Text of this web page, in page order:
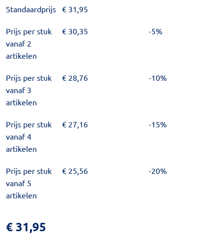
Standaardprijs € 31,95
Prijs per stuk
vanaf 2
artikelen
€ 30,35 -5%
Prijs per stuk
vanaf 3
artikelen
€ 28,76 -10%
Prijs per stuk
vanaf 4
artikelen
€ 27,16 -15%
Prijs per stuk
vanaf 5
artikelen
€ 25,56 -20%
€31,95